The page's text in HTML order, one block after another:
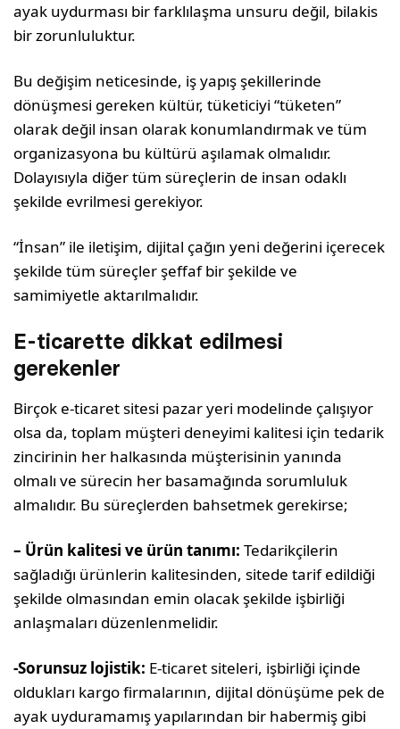
ayak uydurması bir farklılaşma unsuru değil, bilakis
bir zorunluluktur.
Bu değişim neticesinde, iş yapış şekillerinde
dönüşmesi gereken kültür, tüketiciyi “tüketen”
olarak değil insan olarak konumlandırmak ve tüm
organizasyona bu kültürü aşılamak olmalıdır.
Dolayısıyla diğer tüm süreçlerin de insan odaklı
şekilde evrilmesi gerekiyor.
“İnsan” ile iletişim, dijital çağın yeni değerini içerecek
şekilde tüm süreçler şeffaf bir şekilde ve
samimiyetle aktarılmalıdır.
E-ticarette dikkat edilmesi
gerekenler
Birçok e-ticaret sitesi pazar yeri modelinde çalışıyor
olsa da, toplam müşteri deneyimi kalitesi için tedarik
zincirinin her halkasında müşterisinin yanında
olmalı ve sürecin her basamağında sorumluluk
almalıdır. Bu süreçlerden bahsetmek gerekirse;
– Ürün kalitesi ve ürün tanımı: Tedarikçilerin
sağladığı ürünlerin kalitesinden, sitede tarif edildiği
şekilde olmasından emin olacak şekilde işbirliği
anlaşmaları düzenlenmelidir.
-Sorunsuz lojistik: E-ticaret siteleri, işbirliği içinde
oldukları kargo firmalarının, dijital dönüşüme pek de
ayak uyduramamış yapılarından bir habermiş gibi